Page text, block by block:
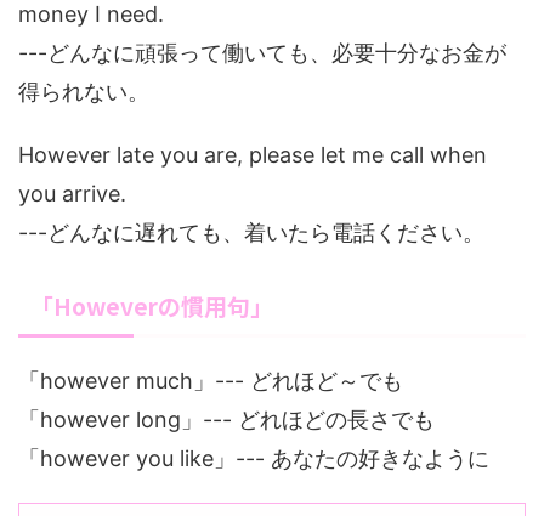
money I need.
---どんなに頑張って働いても、必要十分なお金が
得られない。
However late you are, please let me call when
you arrive.
---どんなに遅れても、着いたら電話ください。
「Howeverの慣用句」
「however much」--- どれほど～でも
「however long」--- どれほどの長さでも
「however you like」--- あなたの好きなように